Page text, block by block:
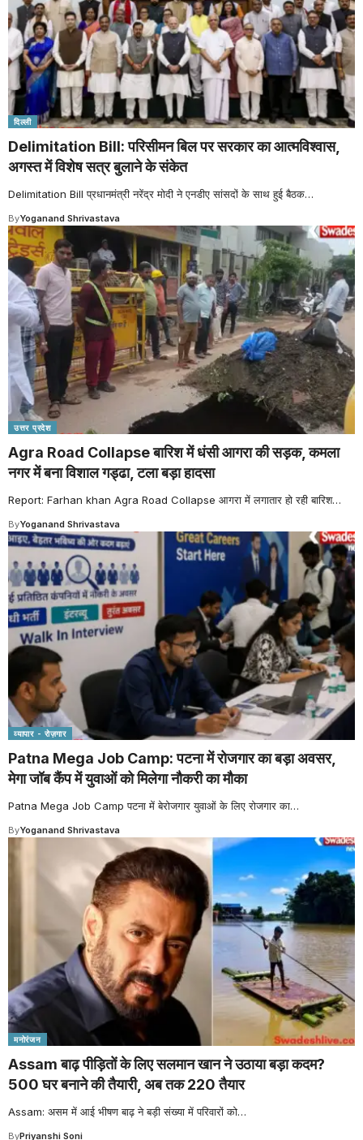
दिल्ली
Delimitation Bill: परिसीमन बिल पर सरकार का आत्मविश्वास,
अगस्त में विशेष सत्र बुलाने के संकेत
Delimitation Bill प्रधानमंत्री नरेंद्र मोदी ने एनडीए सांसदों के साथ हुई बैठक…
ByYoganand Shrivastava
उत्तर प्रदेश
Agra Road Collapse बारिश में धंसी आगरा की सड़क, कमला
नगर में बना विशाल गड्ढा, टला बड़ा हादसा
Report: Farhan khan Agra Road Collapse आगरा में लगातार हो रही बारिश…
ByYoganand Shrivastava
व्यापार - रोज़गार
Patna Mega Job Camp: पटना में रोजगार का बड़ा अवसर,
मेगा जॉब कैंप में युवाओं को मिलेगा नौकरी का मौका
Patna Mega Job Camp पटना में बेरोजगार युवाओं के लिए रोजगार का…
ByYoganand Shrivastava
मनोरंजन
Assam बाढ़ पीड़ितों के लिए सलमान खान ने उठाया बड़ा कदम?
500 घर बनाने की तैयारी, अब तक 220 तैयार
Assam: असम में आई भीषण बाढ़ ने बड़ी संख्या में परिवारों को…
ByPriyanshi Soni